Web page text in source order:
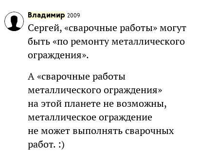
Владимир 2009
Сергей, «сварочные работы» могут
быть «по ремонту металлического
ограждения».
А «сварочные работы
металлического ограждения»
на этой планете не возможны,
металлическое ограждение
не может выполнять сварочных
работ. :)